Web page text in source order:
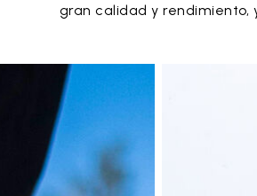
gran calidad y